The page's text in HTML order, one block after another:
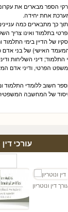
הספר מבארים את
אחת יחידה.
כך מתבארים כמה
בתלמוד ואינו צריך
של הדיין בימי
האישי) של בני אדם
התלמוד; דיני השליחות
הפרטי, ודיני אדם
חשוב ללומדי התלמוד
של המחשבה המשפטית
עורכי
- עורך דין ונוטריון